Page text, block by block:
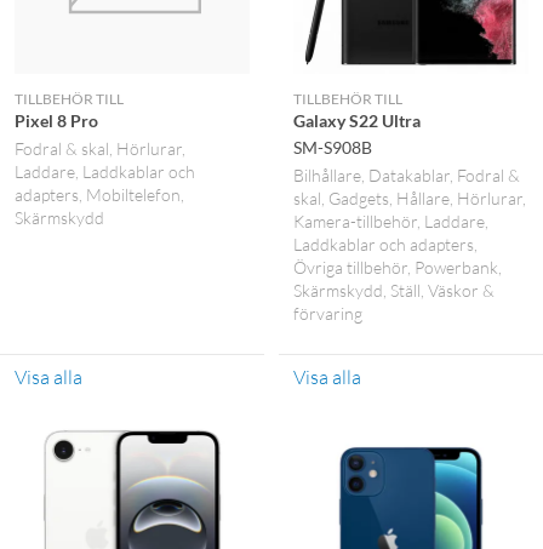
TILLBEHÖR TILL
Pixel 8 Pro
Fodral & skal Hörlurar
Laddare Laddkablar och
adapters Mobiltelefon
Skärmskydd
Visa alla
TILLBEHÖR TILL
Galaxy S22 Ultra
SM-S908B
Bilhållare Datakablar Fodral &
skal Gadgets Hållare Hörlurar
Kamera-tillbehör Laddare
Laddkablar och adapters
Övriga tillbehör Powerbank
Skärmskydd Ställ Väskor &
förvaring
Visa alla